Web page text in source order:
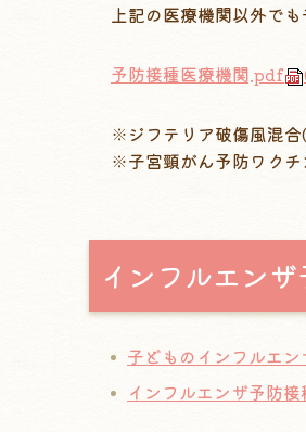
上記の医療機関以外で
予防接種医療機関.pdf
※ジフテリア破傷風混
※子宮頸がん予防ワク
インフルエン
子どものインフルエ
インフルエンザ予防